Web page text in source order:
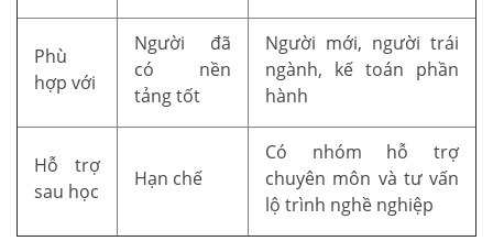
Phù
hợp với
Người đã
có nền
tảng tốt
Người mới, người trái
ngành, kế toán phần
hành
Hỗ trợ
sau học
Hạn chế
Có nhóm hỗ trợ
chuyên môn và tư vấn
lộ trình nghề nghiệp